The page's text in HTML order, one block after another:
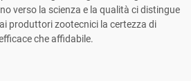
verso la scienza e la qualità ci distingue
produttori zootecnici la certezza di
che affidabile.